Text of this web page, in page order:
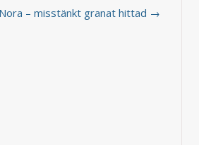
– misstänkt granat hittad →